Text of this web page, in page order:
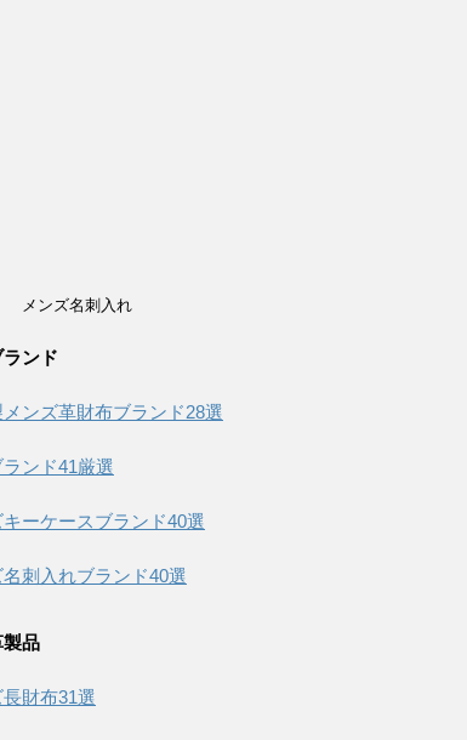
メンズ名刺入れ
ランド
メンズ革財布ブランド28選
ランド41厳選
キーケースブランド40選
名刺入れブランド40選
製品
長財布31選